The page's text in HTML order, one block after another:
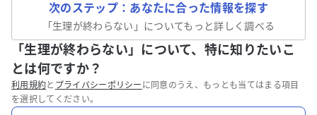
次のステップ：あなたに合った情報を探す
「生理が終わらない 」についてもっと詳しく調べる
「生理が終わらない」について、特に知りたいこ
とは何ですか？
利用規約と プライバシーポリシー に同意のうえ、もっとも当てはまる項目
を選択してください。